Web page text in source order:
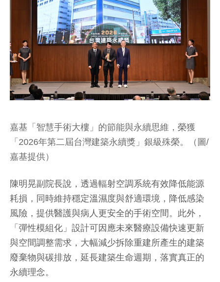
嘉基「智慧手術大樓」的節能與永續思維，榮獲
「2026年第二屆台灣建築永續獎」銀級殊榮。（圖/
嘉基提供）
陳明晃副院長說，透過輻射空調系統有效降低能源
耗損，同時維持穩定溫濕度與舒適環境，降低感染
風險，提供醫護與病人更安全的手術空間。此外，
「彈性模組化」設計可因應未來醫療設備快速更新
與空間調整需求，大幅減少拆除重建所產生的建築
廢棄物與碳排放，延長建築生命週期，落實真正的
永續理念。